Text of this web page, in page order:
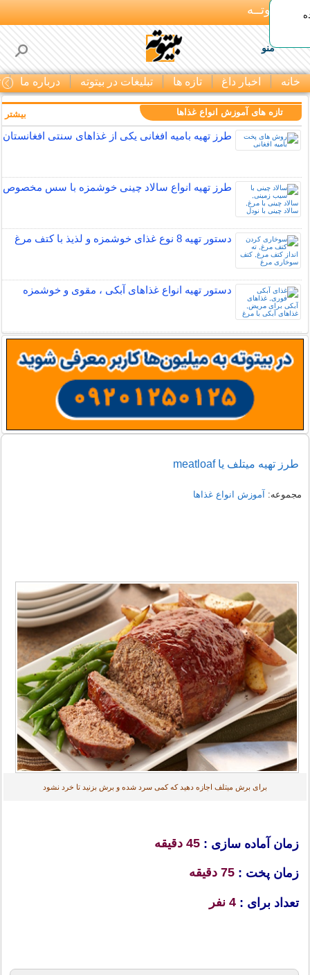
بـیتوتــه
منو
خانه اخبار داغ تازه ها تبلیغات در بیتوته درباره ما
تازه های آموزش انواع غذاها
طرز تهیه بامیه افغانی یکی از غذاهای سنتی افغانستان
طرز تهیه انواع سالاد چینی خوشمزه با سس مخصوص
دستور تهیه 8 نوع غذای خوشمزه و لذیذ با کتف مرغ
دستور تهیه انواع غذاهای آبکی ، مقوی و خوشمزه
بیشتر
طرز تهیه میتلف یا meatloaf
مجموعه: آموزش انواع غذاها
برای برش میتلف اجازه دهید که کمی سرد شده و برش بزنید تا خرد نشود
زمان آماده سازی :
زمان پخت :
تعداد برای :